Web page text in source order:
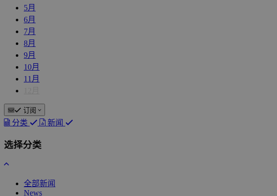
5月
6月
7月
8月
9月
10月
11月
订阅
分类 新闻
选择分类
全部新闻
News